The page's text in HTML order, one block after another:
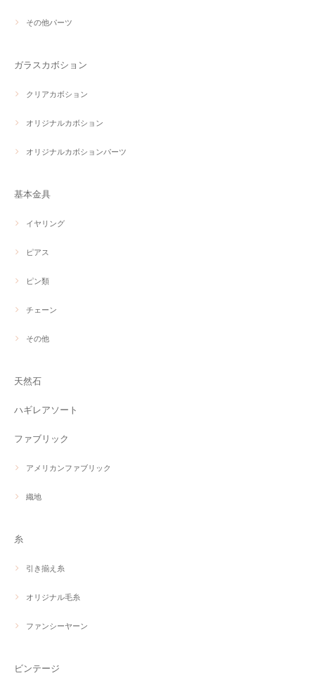
その他パーツ
ガラスカボション
クリアカボション
オリジナルカボション
オリジナルカボションパーツ
基本金具
イヤリング
ピアス
ピン類
チェーン
その他
天然石
ハギレアソート
ファブリック
アメリカンファブリック
織地
糸
引き揃え糸
オリジナル毛糸
ファンシーヤーン
ビンテージ